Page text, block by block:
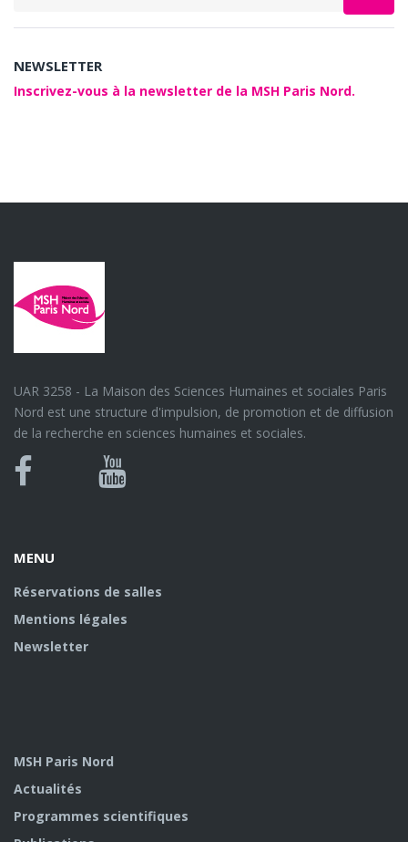
NEWSLETTER
Inscrivez-vous à la newsletter de la MSH Paris Nord.
UAR 3258 - La Maison des Sciences Humaines et sociales Paris
Nord est une structure d'impulsion, de promotion et de diffusion
de la recherche en sciences humaines et sociales.
Bluesky
Canal
MENU
Réservations de salles
Mentions légales
Newsletter
MSH Paris Nord
Actualités
Programmes scientifiques